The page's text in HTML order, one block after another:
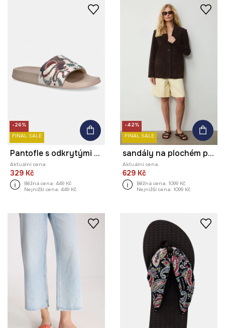
-26%
FINAL SALE
Pantofle s odkrytými prsty dámské
Aktuální cena:
329 Kč
Běžná cena: 449 Kč
Nejnižší cena: 449 Kč
-42%
FINAL SALE
sandály na plochém podpatku dámské semišové
Aktuální cena:
629 Kč
Běžná cena: 1099 Kč
Nejnižší cena: 1099 Kč